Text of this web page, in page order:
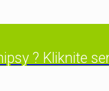
? Kliknite